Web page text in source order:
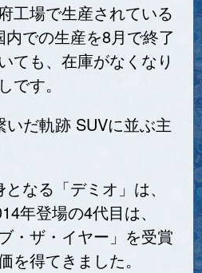
工場で生産されている
内での生産を8月で終了
ても、在庫がなくなり
です。
だ軌跡 SUVに並ぶ主
なる「デミオ」は、
年登場の4代目は、
・ザ・イヤー」を受賞
を得てきました。